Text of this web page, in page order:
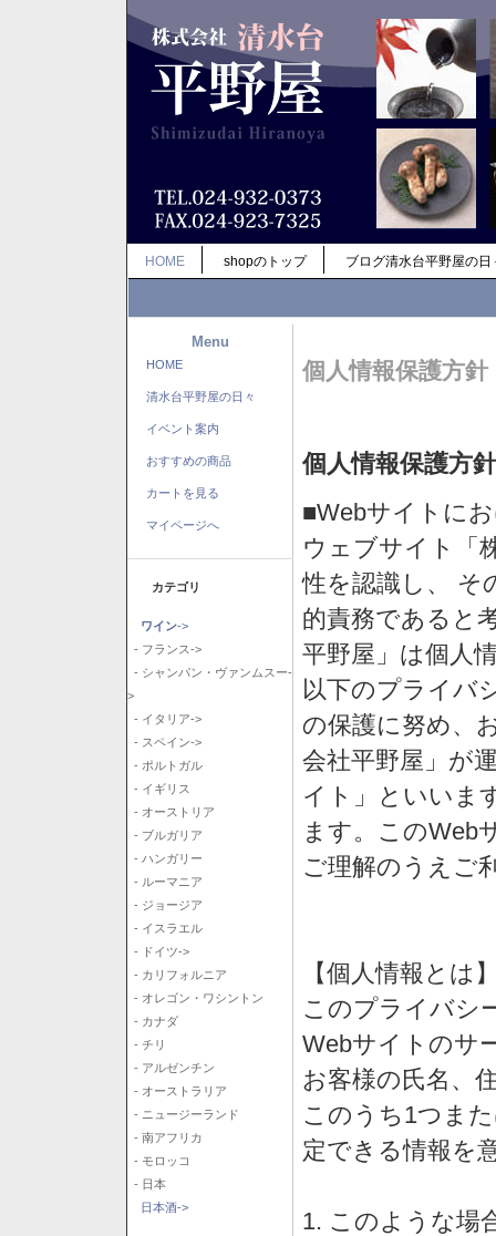
HOME shopのトップ ブログ清水台平野屋の日
Menu
HOME
清水台平野屋の日々
イベント案内
おすすめの商品
カートを見る
マイページへ
カテゴリ
ワイン->
- フランス->
- シャンパン・ヴァンムスー-
>
- イタリア->
- スペイン->
- ポルトガル
- イギリス
- オーストリア
- ブルガリア
- ハンガリー
- ルーマニア
- ジョージア
- イスラエル
- ドイツ->
- カリフォルニア
- オレゴン・ワシントン
- カナダ
- チリ
- アルゼンチン
- オーストラリア
- ニュージーランド
- 南アフリカ
- モロッコ
- 日本
日本酒->
個人情報保護方針
個人情報保護方針
■Webサイトに
ウェブサイト「
性を認識し、 そ
的責務であると
平野屋」は個人
以下のプライバ
の保護に努め、
会社平野屋」が
イト」といいま
ます。このWeb
ご理解のうえご
【個人情報とは
このプライバシ
Webサイトのサ
お客様の氏名、
このうち1つま
定できる情報を
1. このような場